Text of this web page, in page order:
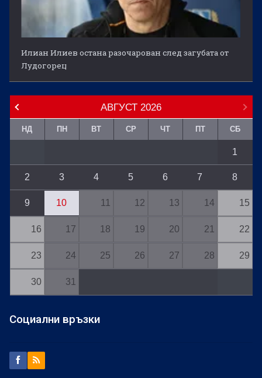
Илиан Илиев остана разочарован след загубата от
Лудогорец
АВГУСТ 2026
НД ПН ВТ СР ЧТ ПТ СБ
1
2 3 4 5 6 7 8
9 10 11 12 13 14 15
16 17 18 19 20 21 22
23 24 25 26 27 28 29
30 31
Социални връзки